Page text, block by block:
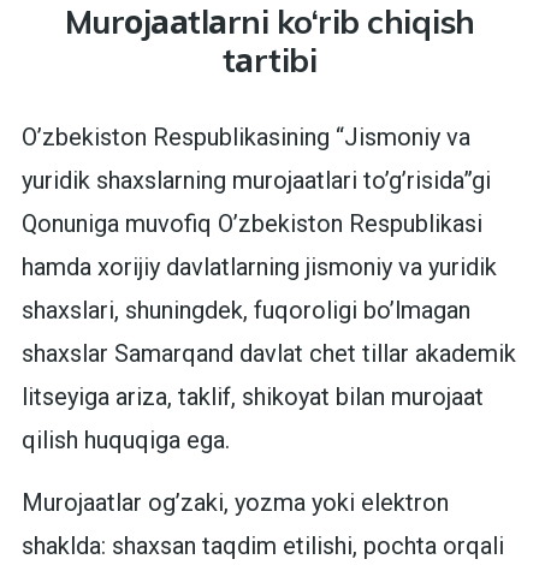
Murоjааtlаrni ko‘rib chiqish
tаrtibi
O’zbekiston Respublikasining “Jismoniy va
yuridik shaxslarning murojaatlari to’g’risida”gi
Qonuniga muvofiq O’zbekiston Respublikasi
hamda xorijiy davlatlarning jismoniy va yuridik
shaxslari, shuningdek, fuqoroligi bo’lmagan
shaxslar Samarqand davlat chet tillar akademik
litseyiga ariza, taklif, shikoyat bilan murojaat
qilish huquqiga ega.
Murojaatlar og’zaki, yozma yoki elektron
shaklda: shaxsan taqdim etilishi, pochta orqali